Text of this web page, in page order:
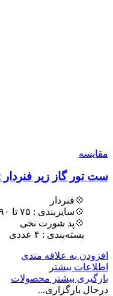
مقایسه
ست تور گاز زیر فنردار Trt
💠فنردار
💠سایزبندی : ٧۵ تا ٩٠
💠پد شورت نخی
بسته‌بندی : ۴ عددی
افزودن به علاقه مندی
اطلاعات بیشتر
بارگیری بیشتر محصولات
درحال بارگزاری...